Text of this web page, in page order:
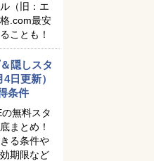
（旧：エ
.com最安
ことも！
隠しスタ
日更新）
条件
無料スタ
まとめ！
る条件や
期限など